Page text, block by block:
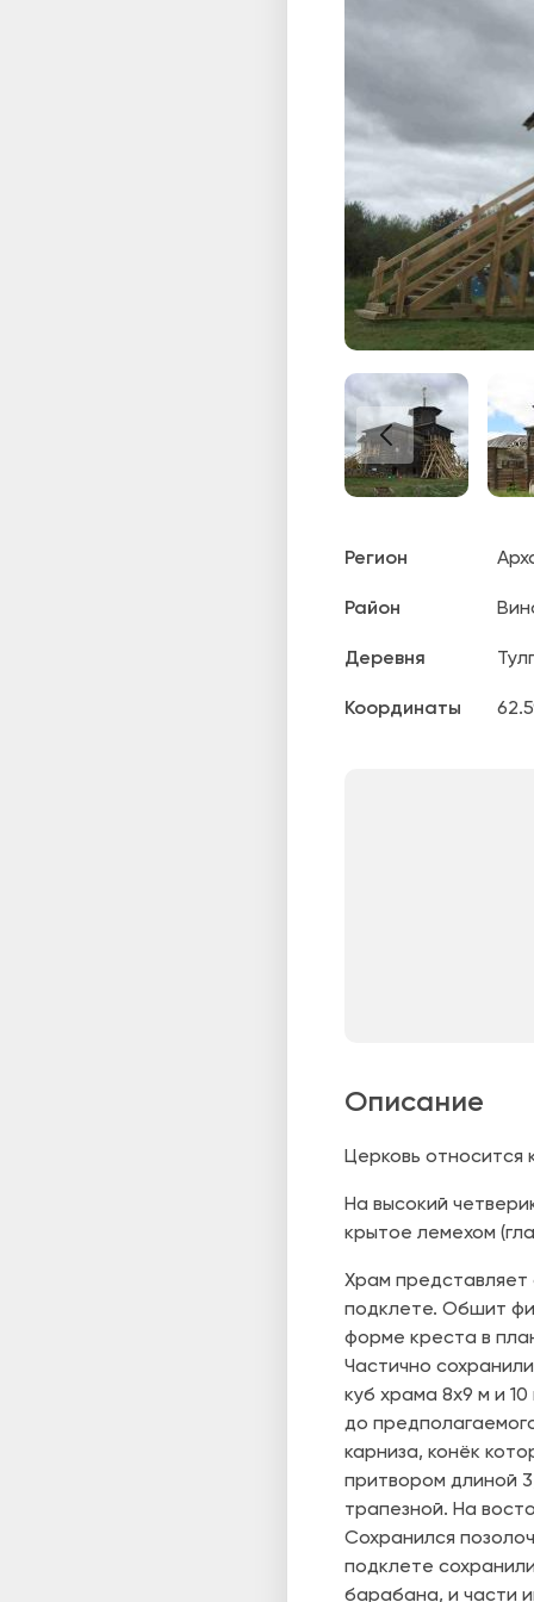
Регион
Район
Деревня
Координаты
Описание
Церковь относится
На высокий
крытое лемехом
Храм
подклете. Обшит
форме креста в
Частично
куб храма 8х9 м и
до
карниза, конёк
притвором длиной
трапезной. На
Сохранился
подклете
барабана, и части